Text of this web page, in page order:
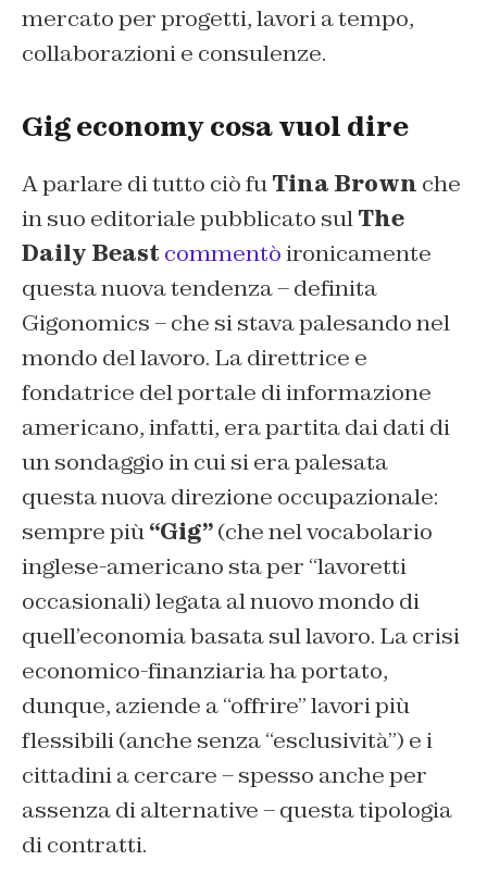
mercato per progetti, lavori a tempo,
collaborazioni e consulenze.
Gig economy cosa vuol dire
A parlare di tutto ciò fuTina Brown che
in suo editoriale pubblicato sulThe
Daily Beast commentòironicamente
questa nuova tendenza – definita
Gigonomics – che si stava palesando nel
mondo del lavoro. La direttrice e
fondatrice del portale di informazione
americano, infatti, era partita dai dati di
un sondaggio in cui si era palesata
questa nuova direzione occupazionale:
sempre più“Gig”(che nel vocabolario
inglese-americano sta per “lavoretti
occasionali) legata al nuovo mondo di
quell’economia basata sul lavoro. La crisi
economico-finanziaria ha portato,
dunque, aziende a “offrire” lavori più
flessibili (anche senza “esclusività”) e i
cittadini a cercare – spesso anche per
assenza di alternative – questa tipologia
di contratti.